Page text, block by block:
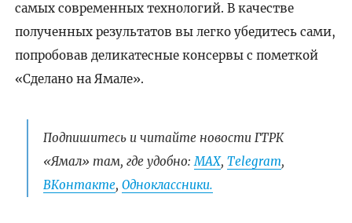
самых современных технологий. В качестве
полученных результатов вы легко убедитесь сами,
попробовав деликатесные консервы с пометкой
«Сделано на Ямале».
Подпишитесь и читайте новости ГТРК
«Ямал» там, где удобно:МАХ, Telegram,
ВКонтакте, Одноклассники.